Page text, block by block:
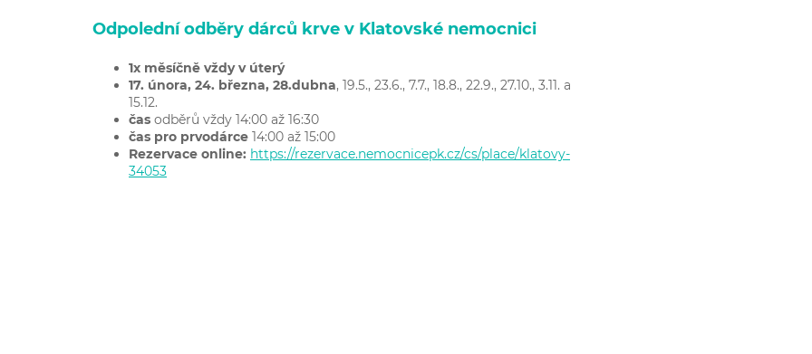
Odpolední odběry dárců krve v Klatovské nemocnici
1x měsíčně vždy v úterý
17. února, 24. března, 28.dubna, 19.5., 23.6., 7.7., 18.8., 22.9., 27.10., 3.11. a
15.12.
čas odběrů vždy 14:00 až 16:30
čas pro prvodárce 14:00 až 15:00
Rezervace online: https://rezervace.nemocnicepk.cz/cs/place/klatovy-
34053